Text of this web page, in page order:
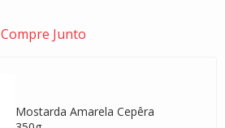
Compre Junto
Mostarda Amarela Cepêra